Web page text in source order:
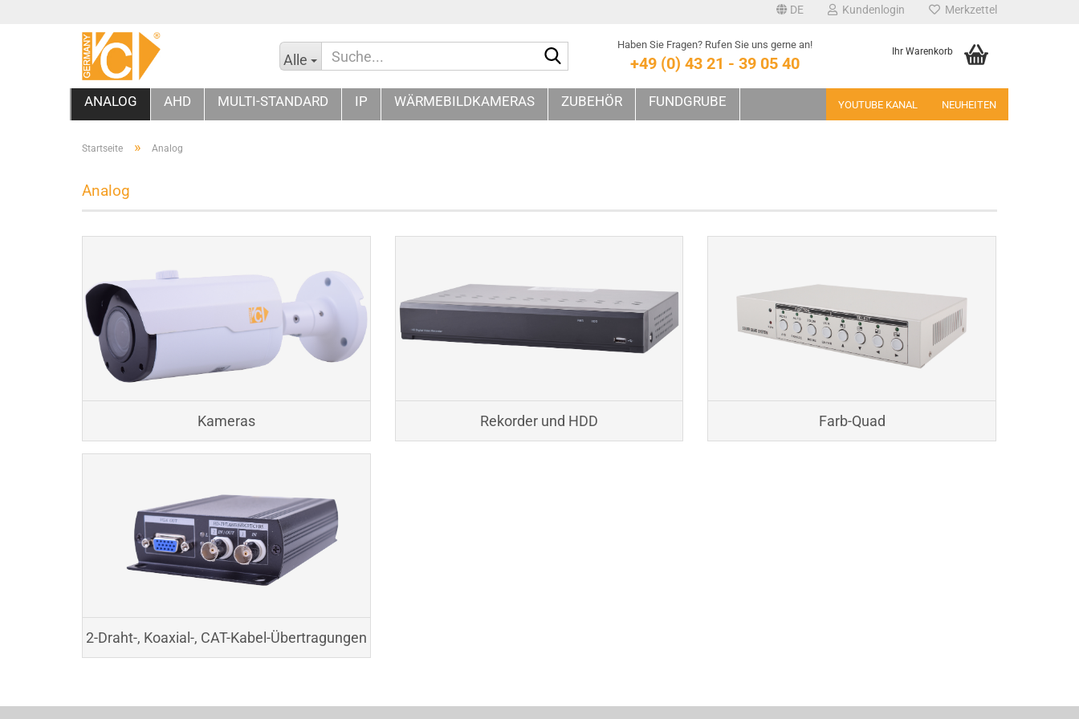
DE Kundenlogin Merkzettel
Alle
Suche...Haben Sie Fragen? Rufen Sie uns gerne an!
+49 (0) 43 21 - 39 05 40
Ihr Warenkorb
ANALOG AHD MULTI-STANDARD IP WÄRMEBILDKAMERAS ZUBEHÖR FUNDGRUBE YOUTUBE KANAL NEUHEITEN
Startseite » Analog
Analog
Kameras Rekorder und HDD Farb-Quad
2-Draht-, Koaxial-, CAT-Kabel-Übertragungen